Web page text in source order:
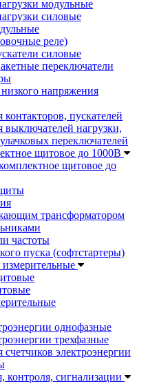
модульные
силовые
реле)
силовые
переключатели
напряжения
контакторов, пускателей
выключателей нагрузки,
переключателей
щитовое до 1000В
щитовое до
трансформатором
частоты
пуска (софтстартеры)
однофазные
трехфазные
счетчиков электроэнергии
сигнализации